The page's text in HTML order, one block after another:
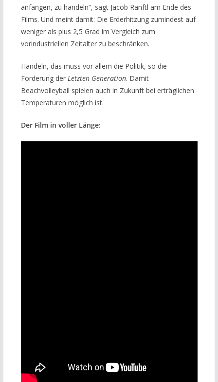
anfangen, zu handeln“, sagt Jacob Ranftl am Ende des
Films. Und meint damit: Die Erderhitzung zumindest auf
weniger als plus 2,5 Grad im Vergleich zum
vorindustriellen Zeitalter zu beschränken.
Handeln, das muss vor allem die Politik, so die
Forderung der Letzten Generation. Damit
Beachvolleyball spielen auch in Zukunft bei erträglichen
Temperaturen möglich ist.
Der Film in voller Länge: